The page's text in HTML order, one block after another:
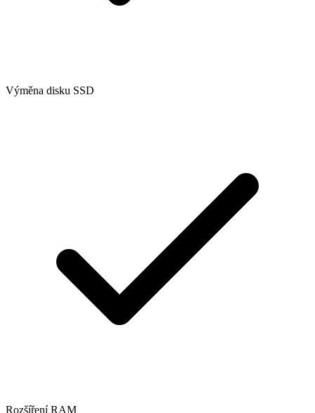
Výměna disku SSD
Rozšíření RAM